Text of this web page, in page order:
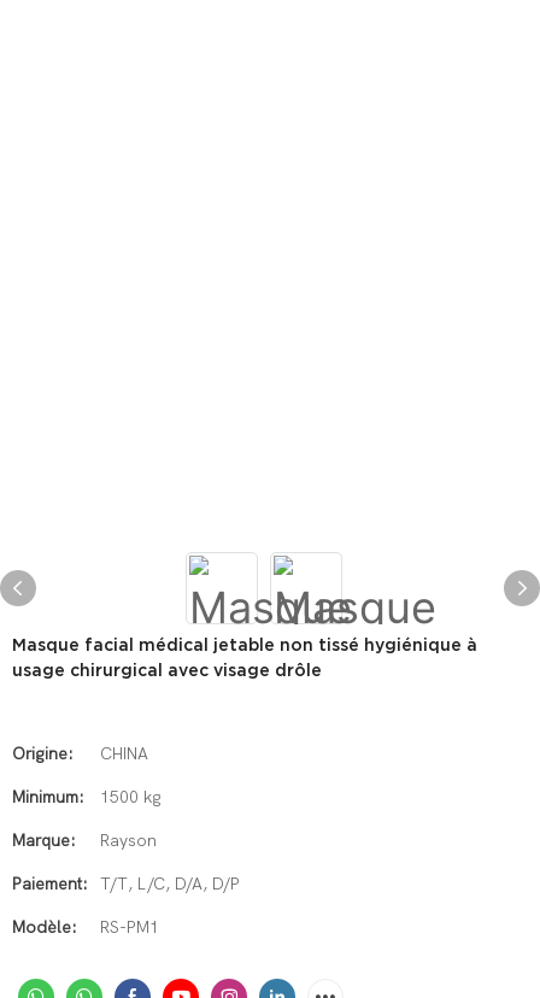
Masque facial médical jetable non tissé hygiénique à
usage chirurgical avec visage drôle
Origine: CHINA
Minimum: 1500 kg
Marque: Rayson
Paiement: T/T, L/C, D/A, D/P
Modèle: RS-PM1